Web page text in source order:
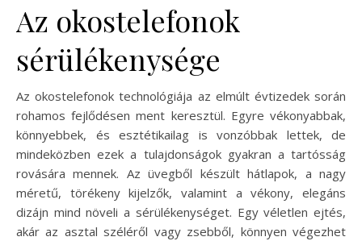
Az okostelefonok
sérülékenysége
Az okostelefonok technológiája az elmúlt évtizedek során
rohamos fejlődésen ment keresztül. Egyre vékonyabbak,
könnyebbek, és esztétikailag is vonzóbbak lettek, de
mindeközben ezek a tulajdonságok gyakran a tartósság
rovására mennek. Az üvegből készült hátlapok, a nagy
méretű, törékeny kijelzők, valamint a vékony, elegáns
dizájn mind növeli a sérülékenységet. Egy véletlen ejtés,
akár az asztal széléről vagy zsebből, könnyen végezhet